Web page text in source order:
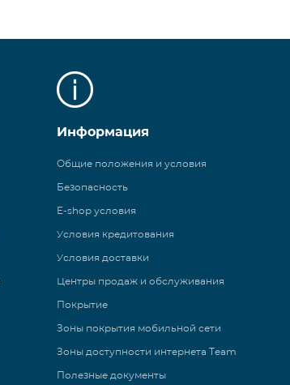
Информация
Общие положения и условия
Безопасность
E-shop условия
Условия кредитования
Условия доставки
Центры продаж и обслуживания
Покрытие
Зоны покрытия мобильной сети
Зоны доступности интернета Team
Полезные документы